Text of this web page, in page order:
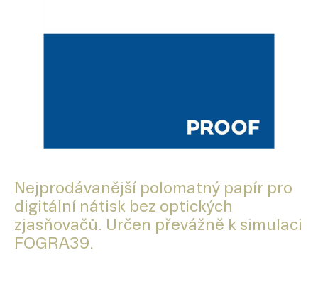
Nejprodávanější polomatný papír pro
digitální nátisk bez optických
zjasňovačů. Určen převážně k simulaci
FOGRA39.